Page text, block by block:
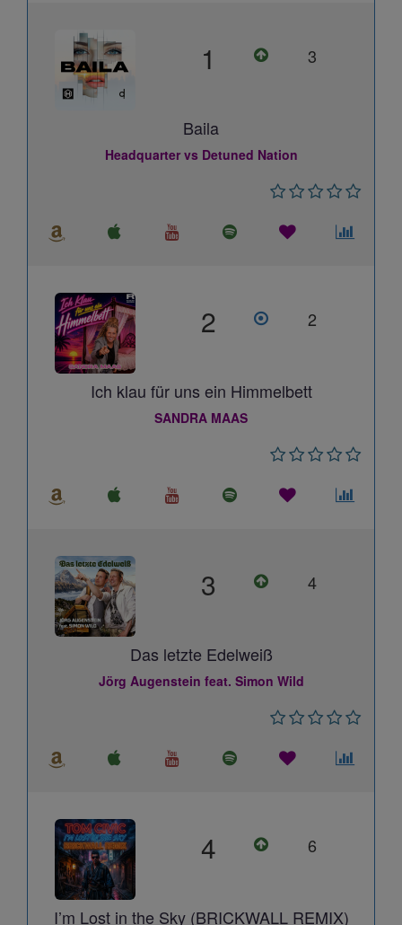
1 3
Baila
Headquarter vs Detuned Nation
2 2
Ich klau für uns ein Himmelbett
SANDRA MAAS
3 4
Das letzte Edelweiß
Jörg Augenstein feat. Simon Wild
4 6
I’m Lost in the Sky (BRICKWALL REMIX)